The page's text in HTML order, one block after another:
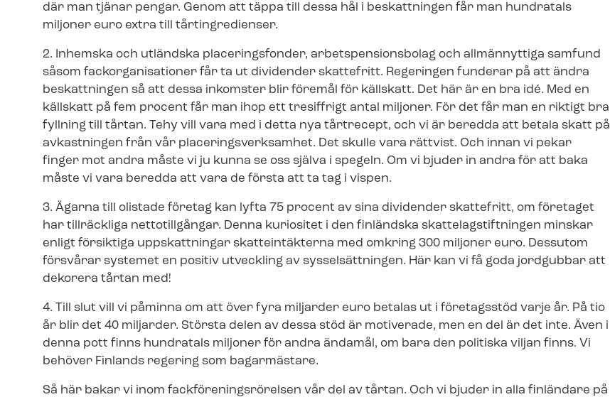
där man tjänar pengar. Genom att täppa till dessa hål i beskattningen får man hundratals
miljoner euro extra till tårtingredienser.
2. Inhemska och utländska placeringsfonder, ar­betspen­sions­bo­lag och allmännyttiga samfund
såsom fack­or­ga­ni­sa­tio­ner får ta ut dividender skattefritt. Regeringen funderar på att ändra
beskattningen så att dessa inkomster blir föremål för källskatt. Det här är en bra idé. Med en
källskatt på fem procent får man ihop ett tresiffrigt antal miljoner. För det får man en riktigt bra
fyllning till tårtan. Tehy vill vara med i detta nya tårtrecept, och vi är beredda att betala skatt på
avkastningen från vår pla­ce­rings­verk­sam­het. Det skulle vara rättvist. Och innan vi pekar
finger mot andra måste vi ju kunna se oss själva i spegeln. Om vi bjuder in andra för att baka
måste vi vara beredda att vara de första att ta tag i vispen.
3. Ägarna till olistade företag kan lyfta 75 procent av sina dividender skattefritt, om företaget
har tillräckliga nettotillgångar. Denna kuriositet i den finländska skat­te­lag­stift­ning­en minskar
enligt försiktiga uppskattningar skatteintäkterna med omkring 300 miljoner euro. Dessutom
försvårar systemet en positiv utveckling av sysselsättningen. Här kan vi få goda jordgubbar att
dekorera tårtan med!
4. Till slut vill vi påminna om att över fyra miljarder euro betalas ut i företagsstöd varje år. På tio
år blir det 40 miljarder. Största delen av dessa stöd är motiverade, men en del är det inte. Även i
denna pott finns hundratals miljoner för andra ändamål, om bara den politiska viljan finns. Vi
behöver Finlands regering som bagarmästare.
Så här bakar vi inom fack­för­e­nings­rö­rel­sen vår del av tårtan. Och vi bjuder in alla finländare på